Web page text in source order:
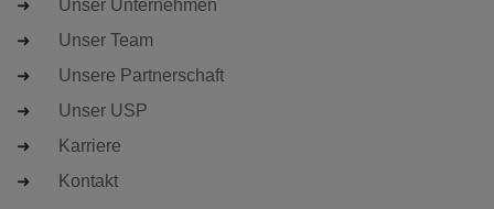
Unser Unternehmen
Unser Team
Unsere Partnerschaft
Unser USP
Karriere
Kontakt